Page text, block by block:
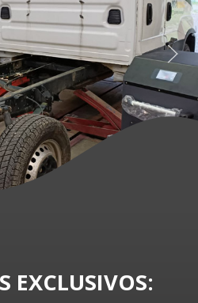
EXCLUSIVOS: